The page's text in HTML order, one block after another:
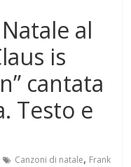
al
is
cantata
Testo e
Canzoni di natale, Frank